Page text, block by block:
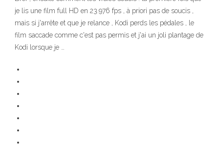
je lis une film full HD en 23.976 fps , à priori pas de soucis ,
mais si j'arrête et que je relance , Kodi perds les pédales , le
film saccade comme c'est pas permis et j'ai un joli plantage de
Kodi lorsque je …